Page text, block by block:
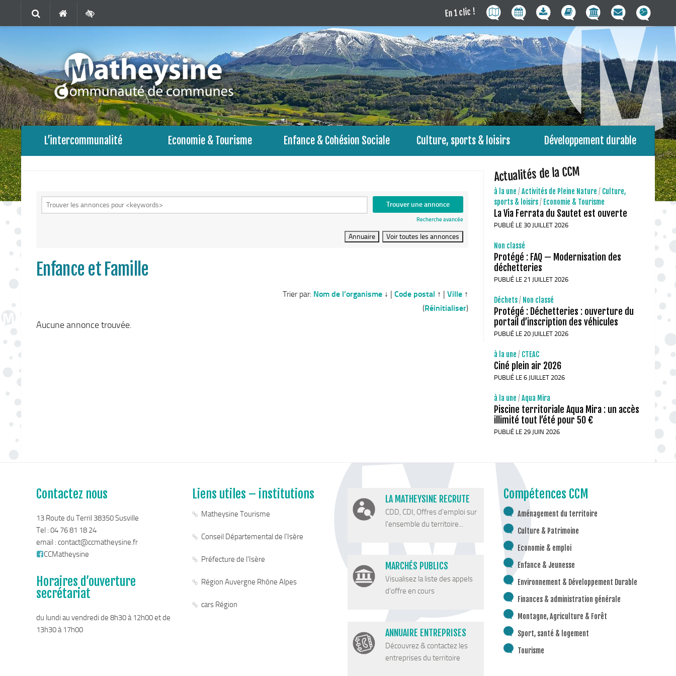
En 1 clic !
L’intercommunalité Economie & Tourisme Enfance & Cohésion Sociale Culture, sports & loisirs Développement durable
Recherche avancée
Enfance et Famille
Trier par: Nom de l’organisme ↓ | Code postal ↑ | Ville ↑
(Réinitialiser)
Aucune annonce trouvée.
Actualités de la CCM
à la une /Activités de Pleine Nature / Culture,
sports & loisirs/ Economie & Tourisme
La Via Ferrata du Sautet est ouverte
PUBLIÉ LE 30 JUILLET 2026
Non classé
Protégé : FAQ — Modernisation des
déchetteries
PUBLIÉ LE 21 JUILLET 2026
Déchets/ Non classé
Protégé : Déchetteries : ouverture du
portail d’inscription des véhicules
PUBLIÉ LE 20 JUILLET 2026
à la une / CTEAC
Ciné plein air 2026
PUBLIÉ LE 6 JUILLET 2026
à la une /Aqua Mira
Piscine territoriale Aqua Mira : un accès
illimité tout l’été pour 50 €
PUBLIÉ LE 29 JUIN 2026
Contactez nous
13 Route du Terril 38350 Susville
Tel : 04 76 81 18 24
email : contact@ccmatheysine.fr
CCMatheysine
Horaires d’ouverture
secrétariat
du lundi au vendredi de 8h30 à 12h00 et de
13h30 à 17h00
Liens utiles – institutions
Matheysine Tourisme
Conseil Départemental de l’Isère
Préfecture de l’Isère
Région Auvergne Rhône Alpes
cars Région
LA MATHEYSINE RECRUTE
CDD, CDI, Offres d'emploi sur
l'ensemble du territoire...
MARCHÉS PUBLICS
Visualisez la liste des appels
d'offre en cours
ANNUAIRE ENTREPRISES
Découvrez & contactez les
entreprises du territoire
Compétences CCM
Aménagement du territoire
Culture & Patrimoine
Economie & emploi
Enfance & Jeunesse
Environnement & Développement Durable
Finances & administration générale
Montagne, Agriculture & Forêt
Sport, santé & logement
Tourisme